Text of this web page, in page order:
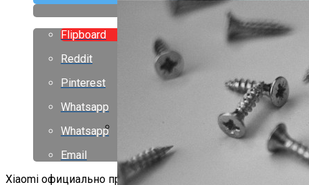
Как Пополнить Стим: Способы,
Насколько Близки Латынь И
Лингвистическое Исследование
Flipboard
Reddit
Pinterest
Whatsapp
Whatsapp
Email
Xiaomi официально представит новый планшет Pad 6